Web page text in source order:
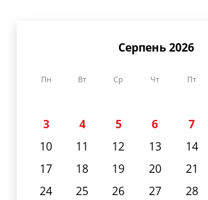
Серпень 2026
Пн Вт Ср Чт Пт
3
4 5 6 7
10
11 12 13 14
17
18 19 20 21
24
25 26 27 28